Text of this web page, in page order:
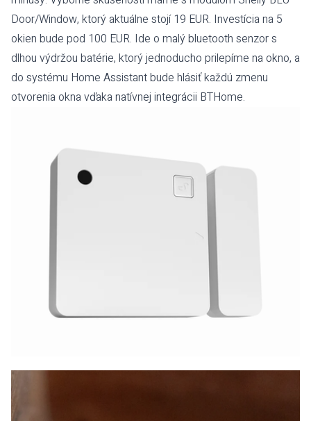
Door/Window, ktorý aktuálne stojí 19 EUR. Investícia na 5
okien bude pod 100 EUR. Ide o malý bluetooth senzor s
dlhou výdržou batérie, ktorý jednoducho prilepíme na okno, a
do systému Home Assistant bude hlásiť každú zmenu
otvorenia okna vďaka natívnej integrácii BTHome.